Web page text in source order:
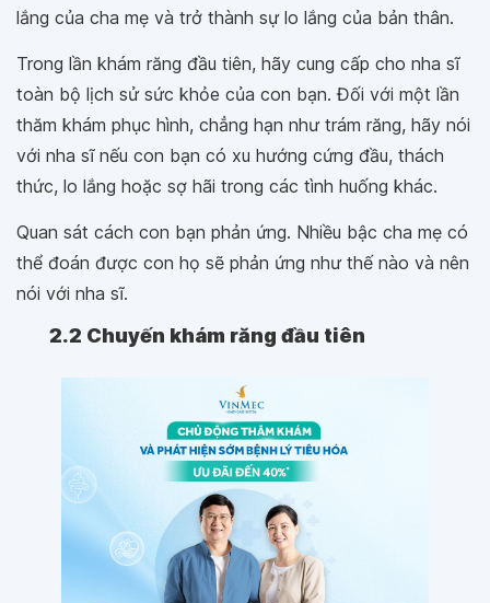
lắng của cha mẹ và trở thành sự lo lắng của bản thân.
Trong lần khám răng đầu tiên, hãy cung cấp cho nha sĩ
toàn bộ lịch sử sức khỏe của con bạn. Đối với một lần
thăm khám phục hình, chẳng hạn như trám răng, hãy nói
với nha sĩ nếu con bạn có xu hướng cứng đầu, thách
thức, lo lắng hoặc sợ hãi trong các tình huống khác.
Quan sát cách con bạn phản ứng. Nhiều bậc cha mẹ có
thể đoán được con họ sẽ phản ứng như thế nào và nên
nói với nha sĩ.
2.2 Chuyến khám răng đầu tiên